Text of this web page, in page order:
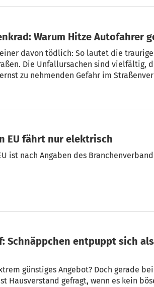
Warum Hitze Autofahrer
davon tödlich: So lautet die traurige
sind vielfältig, doch
EU fährt nur elektrisch
ist nach Angaben des
gefragt, wenn es kein böses